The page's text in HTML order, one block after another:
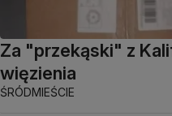
Za "przekąski" z
więzienia
ŚRÓDMIEŚCIE